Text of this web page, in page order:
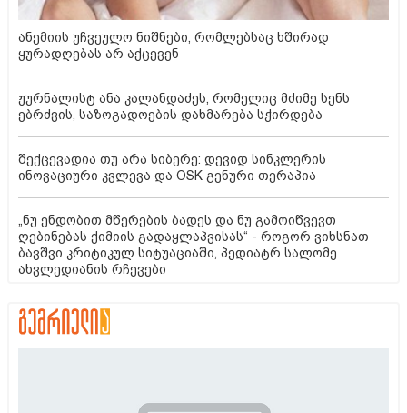
ანემიის უჩვეულო ნიშნები, რომლებსაც ხშირად
ყურადღებას არ აქცევენ
ჟურნალისტ ანა კალანდაძეს, რომელიც მძიმე სენს
ებრძვის, საზოგადოების დახმარება სჭირდება
შექცევადია თუ არა სიბერე: დევიდ სინკლერის
ინოვაციური კვლევა და OSK გენური თერაპია
„ნუ ენდობით მწერების ბადეს და ნუ გამოიწვევთ
ღებინებას ქიმიის გადაყლაპვისას“ - როგორ ვიხსნათ
ბავშვი კრიტიკულ სიტუაციაში, პედიატრ სალომე
ახვლედიანის რჩევები